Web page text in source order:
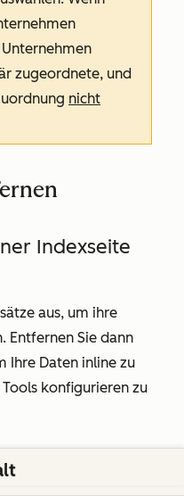
zugeordnete, und
nicht
Indexseite
aus, um ihre
Entfernen Sie dann
Ihre Daten inline zu
konfigurieren zu